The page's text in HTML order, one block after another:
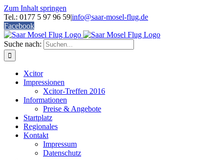
Zum Inhalt springen
Tel.: 0177 5 97 96 59|info@saar-mosel-flug.de
Facebook
Suche nach:
Xcitor
Impressionen
Xcitor-Treffen 2016
Informationen
Preise & Angebote
Startplatz
Regionales
Kontakt
Impressum
Datenschutz